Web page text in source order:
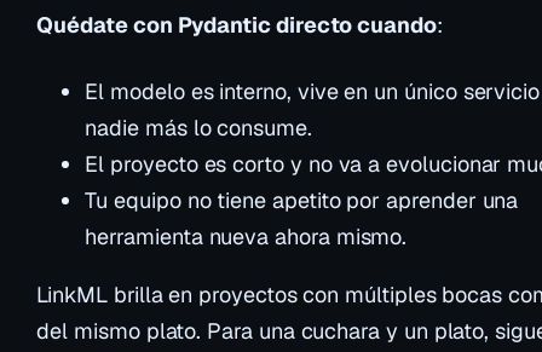
Quédate con Pydantic directo cuando:
El modelo es interno, vive en un único
nadie más lo consume.
El proyecto es corto y no va a evolucionar
Tu equipo no tiene apetito por aprender una
herramienta nueva ahora mismo.
LinkML brilla en proyectos con múltiples bocas
del mismo plato. Para una cuchara y un plato,